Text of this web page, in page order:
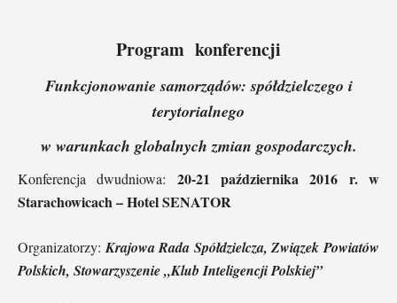
Program konferencji
Funkcjonowanie samorządów: spółdzielczego i
terytorialnego
w warunkach globalnych zmian gospodarczych.
Konferencja dwudniowa:
20-21 października 2016 r. w
Starachowicach – Hotel SENATOR
Organizatorzy: Krajowa Rada Spółdzielcza, Związek Powiatów
Polskich, Stowarzyszenie „Klub Inteligencji Polskiej”